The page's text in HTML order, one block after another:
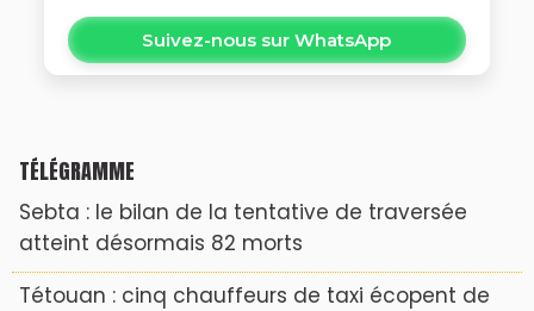
Suivez-nous sur WhatsApp
TÉLÉGRAMME
Sebta : le bilan de la tentative de traversée
atteint désormais 82 morts
Tétouan : cinq chauffeurs de taxi écopent de